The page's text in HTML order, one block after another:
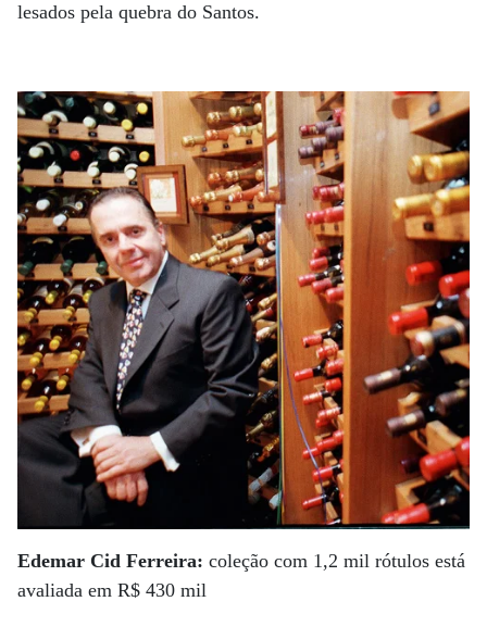
lesados pela quebra do Santos.
Edemar Cid Ferreira: coleção com 1,2 mil rótulos está
avaliada em R$ 430 mil